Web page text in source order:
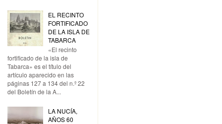
EL RECINTO
FORTIFICADO
DE LA ISLA DE
TABARCA
«El recinto
fortificado de la isla de
Tabarca» es el título del
artículo aparecido en las
páginas 127 a 134 del n.º 22
del Boletín de la A...
LA NUCÍA,
AÑOS 60